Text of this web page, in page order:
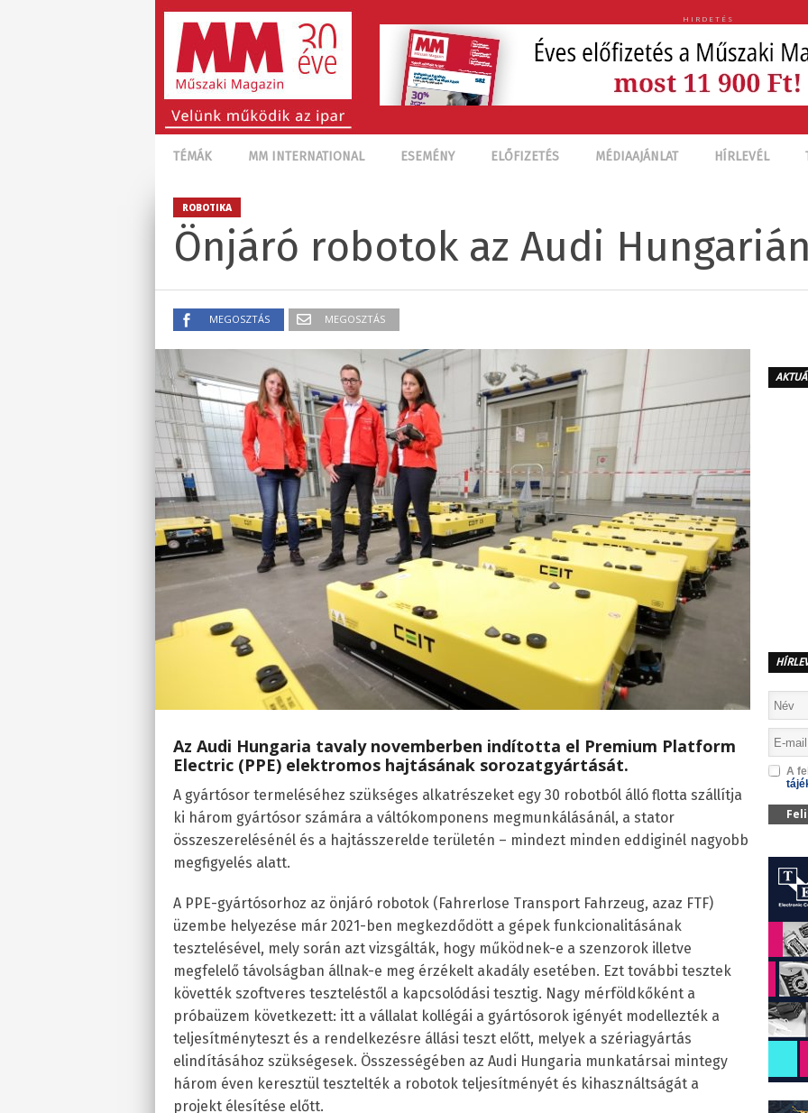
HIRDETÉS
TÉMÁK MM INTERNATIONAL ESEMÉNY ELŐFIZETÉS MÉDIAAJÁNLAT HÍRLEVÉL
ROBOTIKA
Önjáró robotok az Audi
MEGOSZTÁS MEGOSZTÁS
Az Audi Hungaria tavaly novemberben indította el Premium Platform
Electric (PPE) elektromos hajtásának sorozatgyártását.
A gyártósor termeléséhez szükséges alkatrészeket egy 30 robotból álló flotta szállítja
ki három gyártósor számára a váltókomponens megmunkálásánál, a stator
összeszerelésénél és a hajtásszerelde területén – mindezt minden eddiginél nagyobb
megfigyelés alatt.
A PPE-gyártósorhoz az önjáró robotok (Fahrerlose Transport Fahrzeug, azaz FTF)
üzembe helyezése már 2021-ben megkezdődött a gépek funkcionalitásának
tesztelésével, mely során azt vizsgálták, hogy működnek-e a szenzorok illetve
megfelelő távolságban állnak-e meg érzékelt akadály esetében. Ezt további tesztek
követték szoftveres teszteléstől a kapcsolódási tesztig. Nagy mérföldkőként a
próbaüzem következett: itt a vállalat kollégái a gyártósorok igényét modellezték a
teljesítményteszt és a rendelkezésre állási teszt előtt, melyek a szériagyártás
elindításához szükségesek. Összességében az Audi Hungaria munkatársai mintegy
három éven keresztül tesztelték a robotok teljesítményét és kihasználtságát a
projekt élesítése előtt.
A